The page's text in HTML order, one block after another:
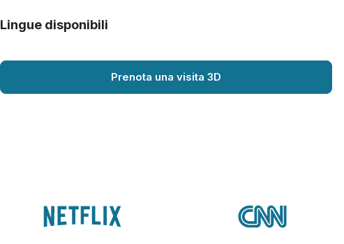
Lingue disponibili
Prenota una visita 3D